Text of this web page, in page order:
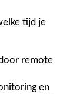
tijd je
remote
en